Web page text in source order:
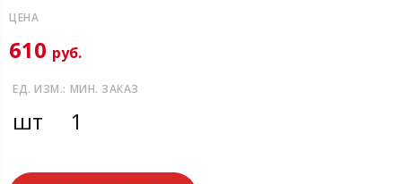
ЦЕНА
610 руб.
ЕД. ИЗМ.:
шт
МИН. ЗАКАЗ
1